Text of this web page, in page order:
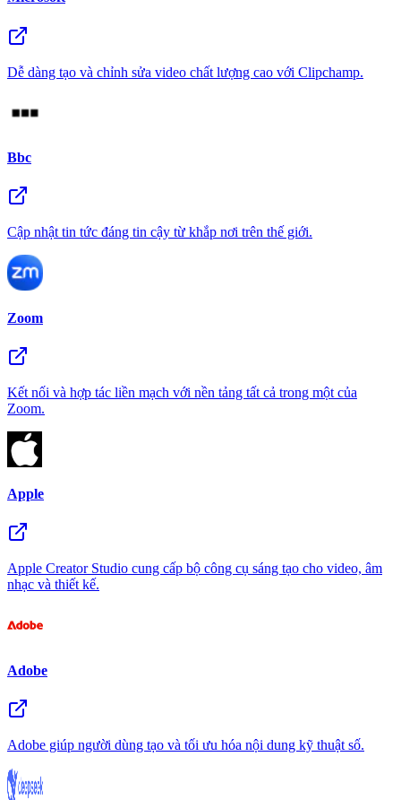
Dễ dàng tạo và chỉnh sửa video chất lượng cao với Clipchamp.
Bbc
Cập nhật tin tức đáng tin cậy từ khắp nơi trên thế giới.
Zoom
Kết nối và hợp tác liền mạch với nền tảng tất cả trong một của
Zoom.
Apple
Apple Creator Studio cung cấp bộ công cụ sáng tạo cho video, âm
nhạc và thiết kế.
Adobe
Adobe giúp người dùng tạo và tối ưu hóa nội dung kỹ thuật số.